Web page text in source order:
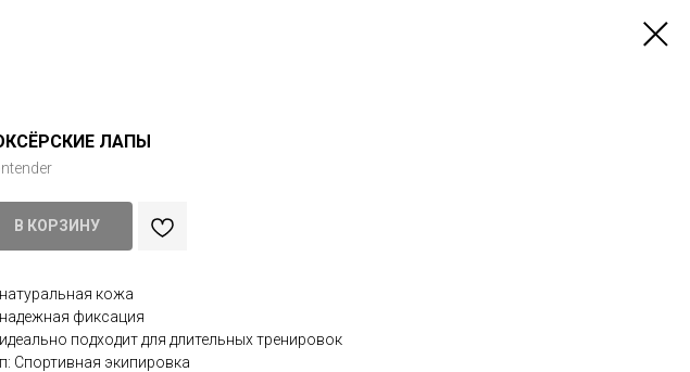
ЛАПЫ
В КОРЗИНУ
кожа
фиксация
подходит для длительных тренировок
Спортивная экипировка